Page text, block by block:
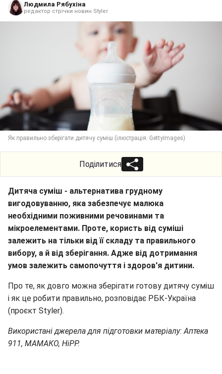
Людмила Рябухіна
редактор стрічки новин Styler
Як правильно зберігати дитячу суміш (ілюстрація: GettyImages)
Поділитися
Дитяча суміш - альтернатива грудному
вигодовуванню, яка забезпечує малюка
необхідними поживними речовинами та
мікроелементами. Проте, користь від суміші
залежить на тільки від її складу та правильного
вибору, а й від зберігання. Адже від дотримання
умов залежить самопочуття і здоров'я дитини.
Про те, як довго можна зберігати готову дитячу суміш
і як це робити правильно, розповідає РБК-Україна
(проєкт Styler).
Використані джерела для підготовки матеріалу: Аптека
911, МАМАКО, HiPP.